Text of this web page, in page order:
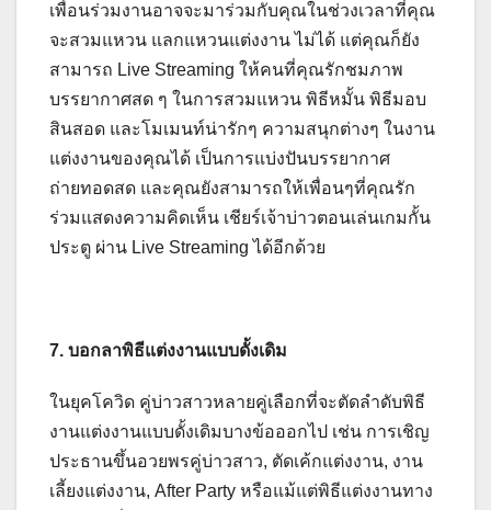
เพื่อนร่วมงานอาจจะมาร่วมกับคุณในช่วงเวลาที่คุณ
จะสวมแหวน แลกแหวนแต่งงาน ไม่ได้ แต่คุณก็ยัง
สามารถ Live Streaming ให้คนที่คุณรักชมภาพ
บรรยากาศสด ๆ ในการสวมแหวน พิธีหมั้น พิธีมอบ
สินสอด และโมเมนท์น่ารักๆ ความสนุกต่างๆ ในงาน
แต่งงานของคุณได้ เป็นการแบ่งปันบรรยากาศ
ถ่ายทอดสด และคุณยังสามารถให้เพื่อนๆที่คุณรัก
ร่วมแสดงความคิดเห็น เชียร์เจ้าบ่าวตอนเล่นเกมกั้น
ประตู ผ่าน Live Streaming ได้อีกด้วย
7. บอกลาพิธีแต่งงานแบบดั้งเดิม
ในยุคโควิด คู่บ่าวสาวหลายคู่เลือกที่จะตัดลำดับพิธี
งานแต่งงานแบบดั้งเดิมบางข้อออกไป เช่น การเชิญ
ประธานขึ้นอวยพรคู่บ่าวสาว, ตัดเค้กแต่งงาน, งาน
เลี้ยงแต่งงาน, After Party หรือแม้แต่พิธีแต่งงานทาง